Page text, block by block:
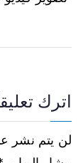
اترك
لن يتم نشر